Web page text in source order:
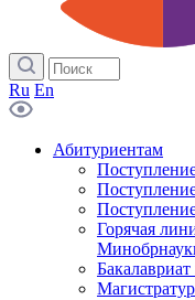
Ru En
Абитуриентам
Горячая